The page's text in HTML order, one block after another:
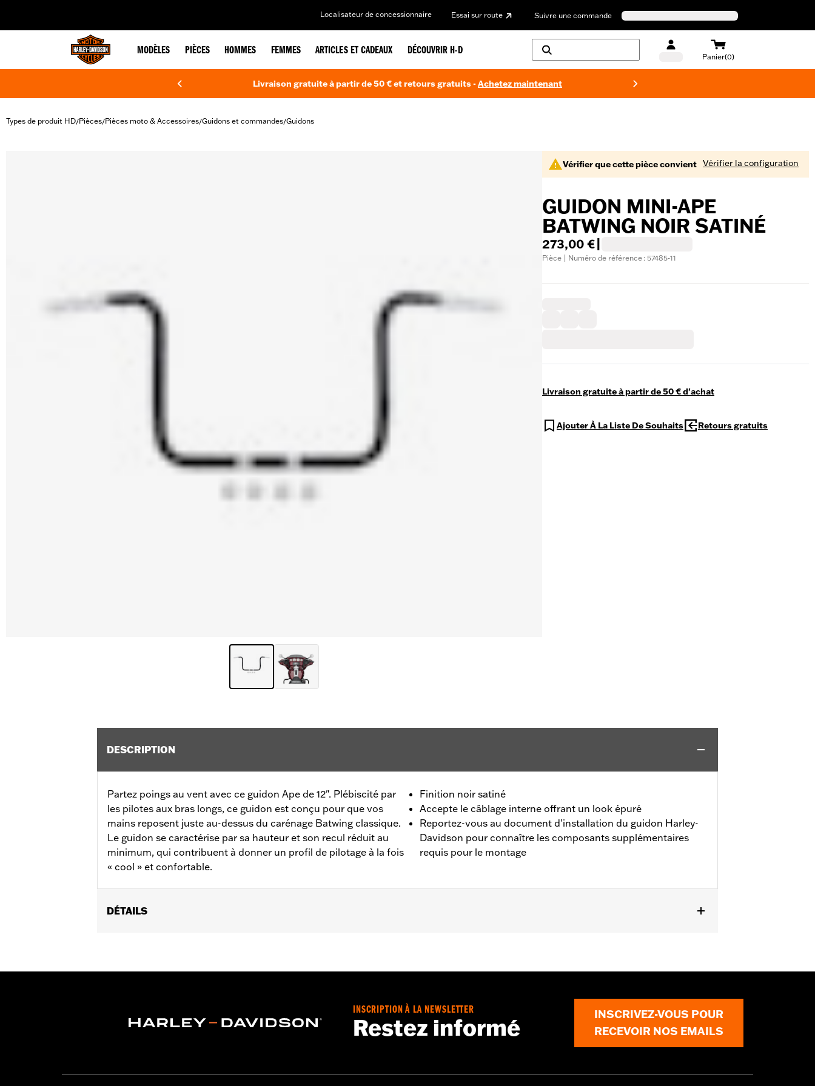
Localisateur de concessionnaire Essai sur route Suivre une commande
MODÈLES PIÈCES HOMMES FEMMES ARTICLES ET CADEAUX DÉCOUVRIR H-D
Panier(0)
Livraison gratuite à partir de 50 € et retours gratuits -Achetez maintenant
Types de produit HD/Pièces/Pièces moto & Accessoires/Guidons et commandes/Guidons
Vérifier que cette pièce convient Vérifier la configuration
GUIDON MINI-APE
BATWING NOIR SATINÉ
273,00 €
Pièce | Numéro de référence : 57485-11
Livraison gratuite à partir de 50 € d'achat
Ajouter À La Liste De Souhaits Retours gratuits
DESCRIPTION
Partez poings au vent avec ce guidon Ape de 12". Plébiscité par
les pilotes aux bras longs, ce guidon est conçu pour que vos
mains reposent juste au-dessus du carénage Batwing classique.
Le guidon se caractérise par sa hauteur et son recul réduit au
minimum, qui contribuent à donner un profil de pilotage à la fois
« cool » et confortable.
Finition noir satiné
Accepte le câblage interne offrant un look épuré
Reportez-vous au document d'installation du guidon Harley-
Davidson pour connaître les composants supplémentaires
requis pour le montage
DÉTAILS
l'achat séparé de pièces supplémentaires pour le montage. Les modèles Street Glide équipés de rétroviseurs montés sur le carénage
Harley-Davidson Handlebar Installation Requirements
INSCRIPTION À LA NEWSLETTER
Restez informé
INSCRIVEZ-VOUS POUR
RECEVOIR NOS EMAILS